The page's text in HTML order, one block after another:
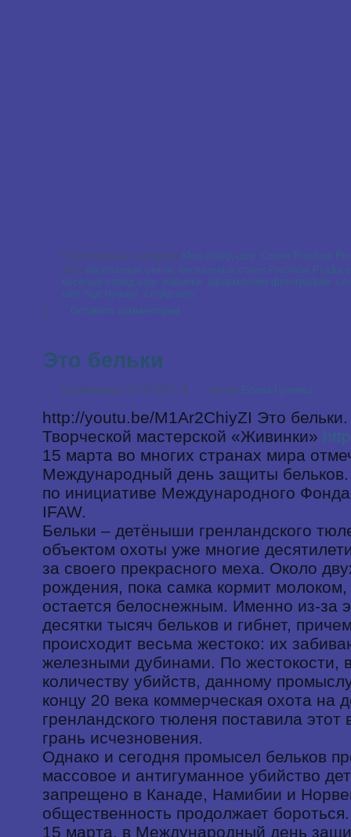
Опубликовано в рубрике Мои слайд-шоу, Стили Proshow
Теги бесплатные стили, бесплатные стили ProShow
весёлые слайд-шоу, живинки, оформление фотографий,
шоу под музыку, слайд-шоу
| Оставить комментарий
Это бельки
Опубликовал 14.03.2015 | Автор Елена Гуляева
http://youtu.be/M1Ar2ChiyZI Это
Творческой мастерской «Живинки»
15 марта во многих странах мира
Международный день защиты
по инициативе Международного
IFAW.
Бельки – детёныши гренландского
объектом охоты уже многие
за своего прекрасного меха. Около
рождения, пока самка кормит
остается белоснежным. Именно из-за
десятки тысяч бельков и гибнет,
происходит весьма жестоко: их
железными дубинами. По жестокости,
количеству убийств, данному
концу 20 века коммерческая охота на
гренландского тюленя поставила
грань исчезновения.
Однако и сегодня промысел бельков
массовое и антигуманное убийство
запрещено в Канаде, Намибии и
общественность продолжает бороться.
15 марта, в Международный день